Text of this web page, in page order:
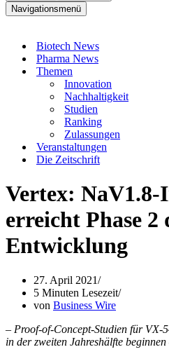
Navigationsmenü
Biotech News
Pharma News
Themen
Innovation
Nachhaltigkeit
Studien
Ranking
Zulassungen
Veranstaltungen
Die Zeitschrift
Vertex:
erreicht Phase
Entwicklung
27. April 2021
5 Minuten Lesezeit
von Business Wire
– Proof-of-Concept-Studien für VX-
in der zweiten Jahreshälfte beginnen